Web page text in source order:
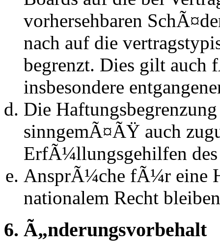
vorhersehbaren
nach auf die
begrenzt. Dies gilt auch
insbesondere
Die
sinngemÃ¤ÃŸ auch
ErfÃ¼llungsgehilfen des
AnsprÃ¼che fÃ¼r eine
nationalem Recht
6. Ã„nderungsvorbehalt